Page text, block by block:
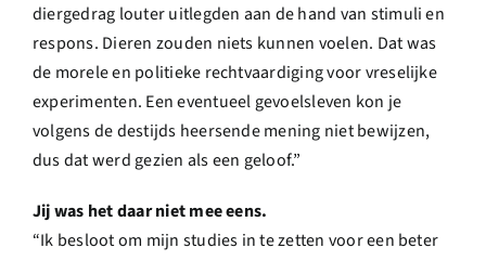
diergedrag louter uitlegden aan de hand van stimuli en
respons. Dieren zouden niets kunnen voelen. Dat was
de morele en politieke rechtvaardiging voor vreselijke
experimenten. Een eventueel gevoelsleven kon je
volgens de destijds heersende mening niet bewijzen,
dus dat werd gezien als een geloof.”
Jij was het daar niet mee eens.
“Ik besloot om mijn studies in te zetten voor een beter